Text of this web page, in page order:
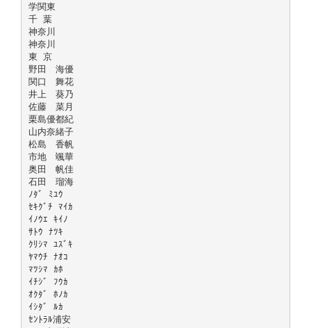
学関東
千 葉
神奈川
神奈川
東 京
野田 海優
関口 舞花
井上 葵乃
佐藤 菜月
栗島優都紀
山内奈緒子
松島 香帆
市地 颯華
奥田 帆佳
石田 瑠海
ﾉﾀﾞ ﾐﾕｳ
ｾｷｸﾞﾁ ﾏｲｶ
ｲﾉｳｴ ｷｲﾉ
ｻﾄｳ ﾅﾂｷ
ｸﾘｼﾏ ﾕｽﾞｷ
ﾔﾏｳﾁ ﾅｵｺ
ﾏﾂｼﾏ ｶﾎ
ｲﾁｼﾞ ﾌｳｶ
ｵｸﾀﾞ ﾎﾉｶ
ｲｼﾀﾞ ﾙｶ
ｾﾝﾄﾗﾙ浦安